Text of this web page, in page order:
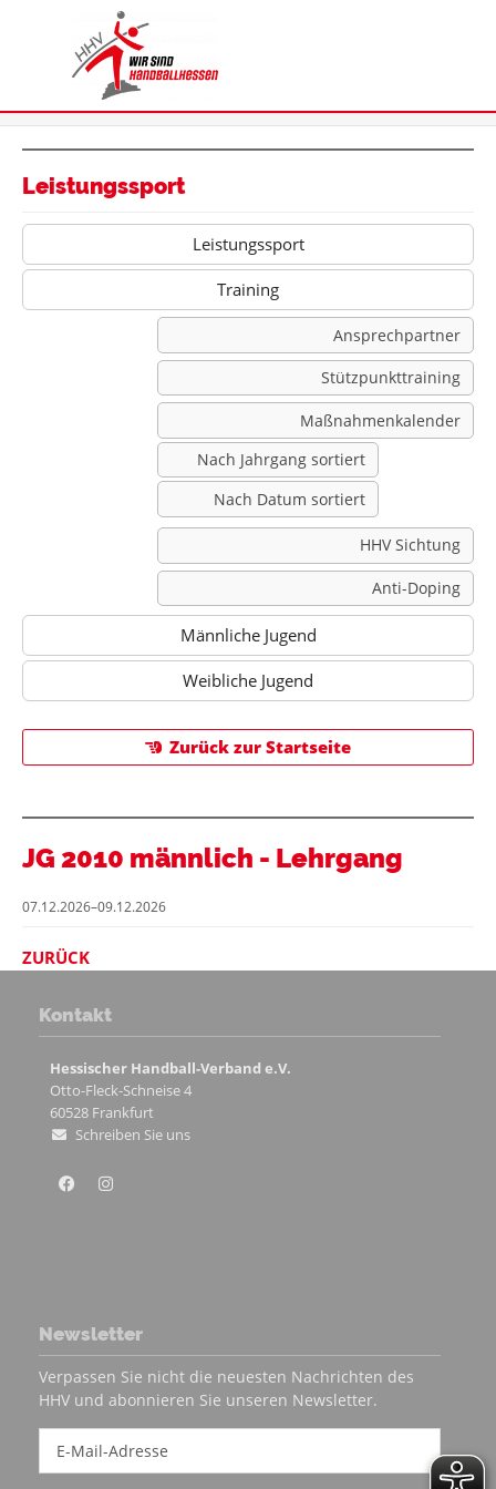
Leistungssport
Leistungssport
Training
Ansprechpartner
Stützpunkttraining
Maßnahmenkalender
Nach Jahrgang sortiert
Nach Datum sortiert
HHV Sichtung
Anti-Doping
Männliche Jugend
Weibliche Jugend
Zurück zur Startseite
JG 2010 männlich - Lehrgang
07.12.2026–09.12.2026
ZURÜCK
Kontakt
Hessischer Handball-Verband e.V.
Otto-Fleck-Schneise 4
60528 Frankfurt
Schreiben Sie uns
Newsletter
Verpassen Sie nicht die neuesten Nachrichten des
HHV und abonnieren Sie unseren Newsletter.